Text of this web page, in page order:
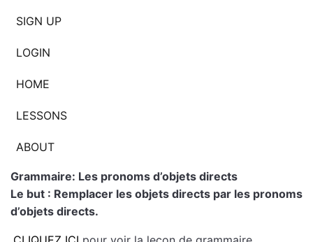
SIGN UP
LOGIN
HOME
LESSONS
ABOUT
Grammaire: Les pronoms d’objets directs
Le but : Remplacer les objets directs par les pronoms
d’objets directs.